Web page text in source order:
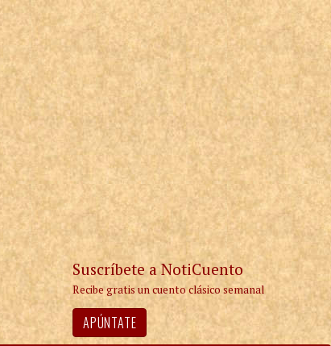
Suscríbete a NotiCuento
Recibe gratis un cuento clásico semanal
APÚNTATE